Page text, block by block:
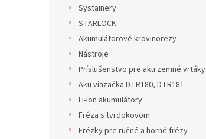
Systainery
STARLOCK
Akumulátorové krovinorezy
Nástroje
Príslušenstvo pre aku zemné vrtáky
Aku viazačka DTR180, DTR181
Li-Ion akumulátory
Fréza s tvrdokovom
Frézky pre ručné a horné frézy